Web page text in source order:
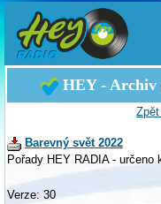
HEY - Archiv
Barevný svět 2022
Pořady HEY RADIA - určeno
Verze: 30